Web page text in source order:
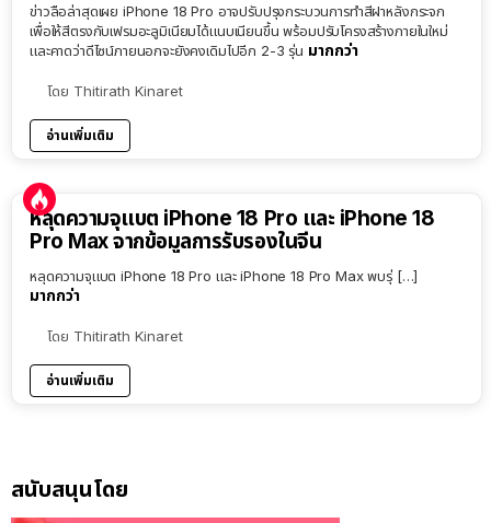
ข่าวลือล่าสุดเผย iPhone 18 Pro อาจปรับปรุงกระบวนการทำสีฝาหลังกระจก
เพื่อให้สีตรงกับเฟรมอะลูมิเนียมได้แนบเนียนขึ้น พร้อมปรับโครงสร้างภายในใหม่
และคาดว่าดีไซน์ภายนอกจะยังคงเดิมไปอีก 2-3 รุ่น มากกว่า
โดย Thitirath Kinaret
อ่านเพิ่มเติม
หลุดความจุแบต iPhone 18 Pro และ iPhone 18
Pro Max จากข้อมูลการรับรองในจีน
หลุดความจุแบต iPhone 18 Pro และ iPhone 18 Pro Max พบรุ่ […]
มากกว่า
โดย Thitirath Kinaret
อ่านเพิ่มเติม
สนับสนุนโดย